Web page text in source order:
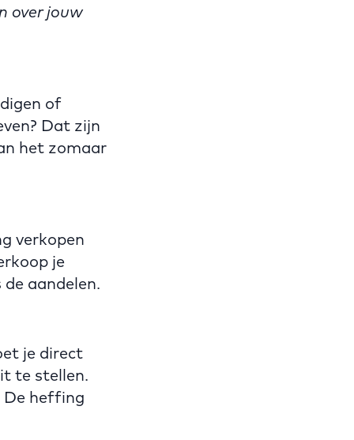
over jouw
of
Dat zijn
het zomaar
verkopen
je
aandelen.
je direct
te stellen.
De heffing